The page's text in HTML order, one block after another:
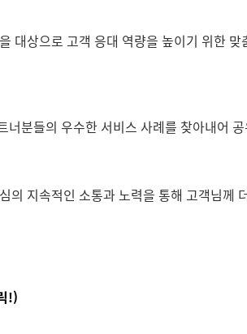
대상으로 고객 응대 역량을 높이기 위한
너분들의 우수한 서비스 사례를 찾아내어
의 지속적인 소통과 노력을 통해 고객님
!)